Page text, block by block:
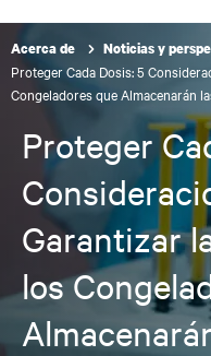
Acerca de Noticias y
Proteger Cada Dosis: 5
Congeladores que Almacenarán
Proteger
Garantizar
los